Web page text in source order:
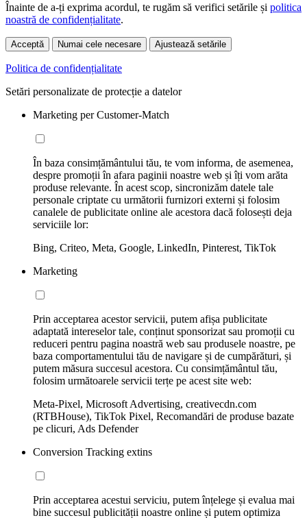
Înainte de a-ți exprima acordul, te rugăm să verifici setările și politica
noastră de confidențialitate.
Acceptă Numai cele necesare Ajustează setările
Politica de confidențialitate
Setări personalizate de protecție a datelor
Marketing per Customer-Match
În baza consimțământului tău, te vom informa, de asemenea,
despre promoții în afara paginii noastre web și îți vom arăta
produse relevante. În acest scop, sincronizăm datele tale
personale criptate cu următorii furnizori externi și folosim
canalele de publicitate online ale acestora dacă folosești deja
serviciile lor:
Bing, Criteo, Meta, Google, LinkedIn, Pinterest, TikTok
Marketing
Prin acceptarea acestor servicii, putem afișa publicitate
adaptată intereselor tale, conținut sponsorizat sau promoții cu
reduceri pentru pagina noastră web sau produsele noastre, pe
baza comportamentului tău de navigare și de cumpărături, și
putem măsura succesul acestora. Cu consimțământul tău,
folosim următoarele servicii terțe pe acest site web:
Meta-Pixel, Microsoft Advertising, creativecdn.com
(RTBHouse), TikTok Pixel, Recomandări de produse bazate
pe clicuri, Ads Defender
Conversion Tracking extins
Prin acceptarea acestui serviciu, putem înțelege și evalua mai
bine succesul publicității noastre online și putem optimiza